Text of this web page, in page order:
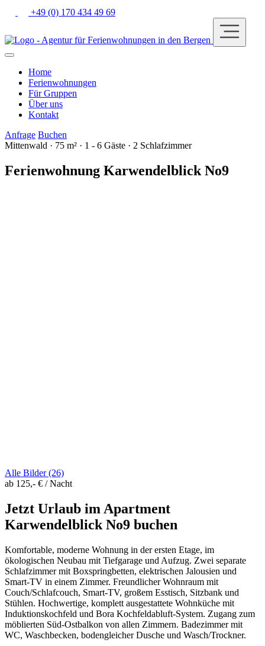
+49 (0) 170 434 49 69
Home
Ferienwohnungen
Für Gruppen
Über uns
Kontakt
Anfrage Buchen
Mittenwald · 75 m² · 1 - 6 Gäste · 2 Schlafzimmer
Ferienwohnung Karwendelblick No9
Alle Bilder (26)
ab 125,- € / Nacht
Jetzt Urlaub im Apartment
Karwendelblick No9 buchen
Komfortable, moderne Wohnung in der ersten Etage, im
ökologischen Neubau mit Tiefgarage und Aufzug. Zwei separate
Schlafzimmer mit Boxspringbetten, elektrischen Jalousien und
Smart-TV in einem Zimmer. Freundlicher Wohnraum mit
Couch/Schlafcouch, Smart-TV, großem Esstisch, Sitzbank und
Stühlen. Hochwertige, komplett ausgestattete Wohnküche mit
Induktionskochfeld und Bora Kochfeldabluft-System. Zugang zum
möblierten Süd-Ostbalkon von allen Zimmern. Badezimmer mit
WC, Waschbecken, bodengleicher Dusche und Wasch/Trockner.